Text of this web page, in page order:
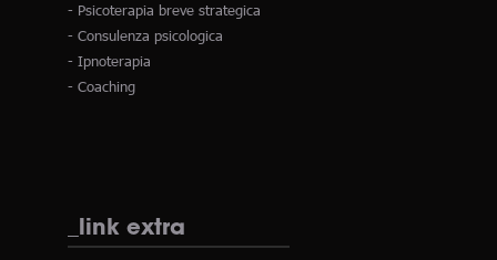
- Psicoterapia breve strategica
- Consulenza psicologica
- Ipnoterapia
- Coaching
_link extra